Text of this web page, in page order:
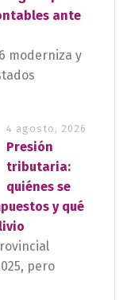
ante
moderniza y
4 agosto, 2026
Presión
tributaria:
quiénes se
y qué
pero